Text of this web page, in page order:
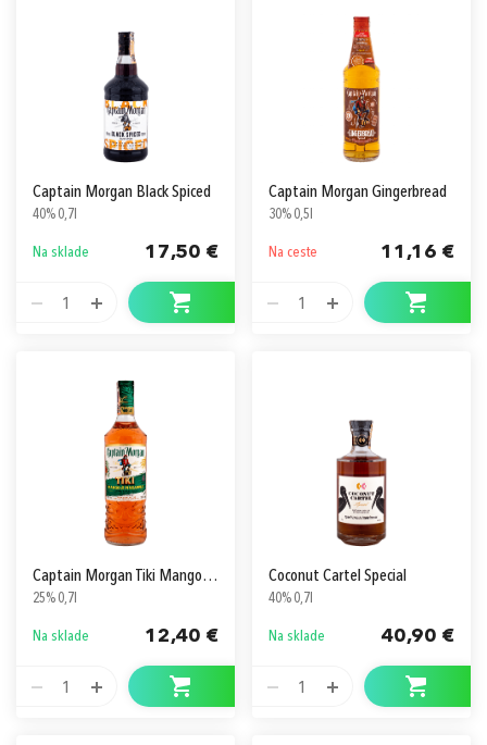
Captain Morgan Black Spiced
40% 0,7l
Na sklade 17,50 €
1
Captain Morgan Gingerbread
30% 0,5l
Na ceste 11,16 €
1
Captain Morgan Tiki Mango&Pineapple
25% 0,7l
Na sklade 12,40 €
1
Coconut Cartel Special
40% 0,7l
Na sklade 40,90 €
1